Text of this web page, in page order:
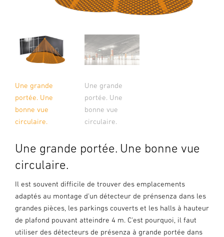
Une grande
portée. Une
bonne vue
circulaire.
Une grande
portée. Une
bonne vue
circulaire.
Une grande portée. Une bonne vue
circulaire.
Il est souvent difficile de trouver des emplacements
adaptés au montage d'un détecteur de prénsenza dans les
grandes pièces, les parkings couverts et les halls à hauteur
de plafond pouvant atteindre 4 m. C'est pourquoi, il faut
utiliser des détecteurs de présenza à grande portée dans